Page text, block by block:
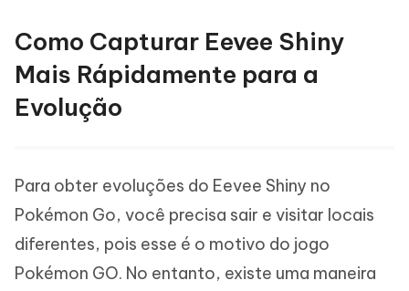
Como Capturar Eevee Shiny
Mais Rápidamente para a
Evolução
Para obter evoluções do Eevee Shiny no
Pokémon Go, você precisa sair e visitar locais
diferentes, pois esse é o motivo do jogo
Pokémon GO. No entanto, existe uma maneira